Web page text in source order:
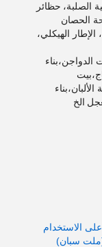
الصلبة، حظائر
الحصان
الإطار الهيكلي،
الدواجن،بناء
الخ
(ملت سبان)